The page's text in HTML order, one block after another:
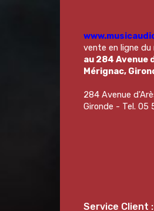
vente en ligne du
au 284 Avenue
Mérignac,
284 Avenue
Gironde - Tel. 05